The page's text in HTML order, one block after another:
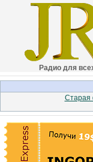
Радио для
Старая